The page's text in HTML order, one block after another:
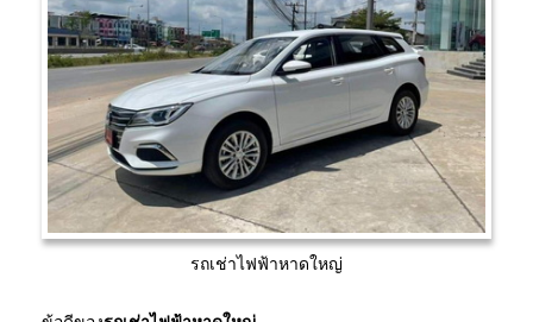
รถเช่าไฟฟ้าหาดใหญ่